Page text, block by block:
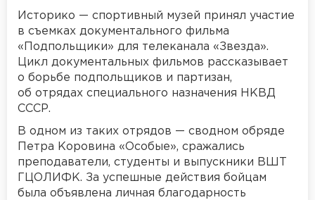
Историко — спортивный музей принял участие
в съемках документального фильма
«Подпольщики» для телеканала «Звезда».
Цикл документальных фильмов рассказывает
о борьбе подпольщиков и партизан,
об отрядах специального назначения НКВД
СССР.
В одном из таких отрядов — сводном обряде
Петра Коровина «Особые», сражались
преподаватели, студенты и выпускники ВШТ
ГЦОЛИФК. За успешные действия бойцам
была объявлена личная благодарность